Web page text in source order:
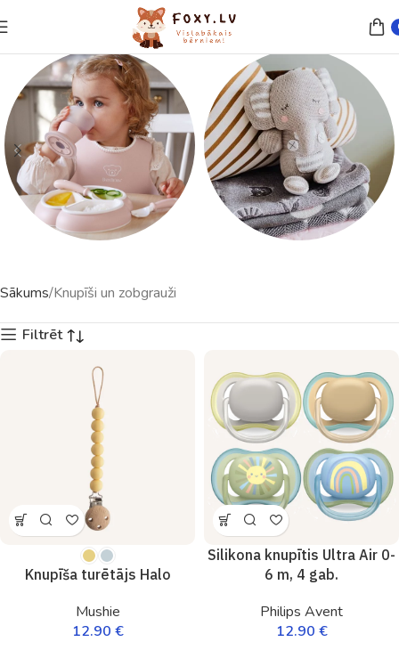
23 preces
Sākums Knupīši un zobgrauži
Filtrēt
Knupīša turētājs Halo
Mushie
12.90 €
Silikona knupītis Ultra Air 0-
6 m, 4 gab.
Philips Avent
12.90 €